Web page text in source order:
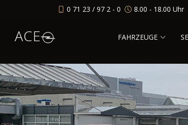
0 71 23 / 97 2 - 0 8.00 - 18.00 Uhr
ACE FAHRZEUGE